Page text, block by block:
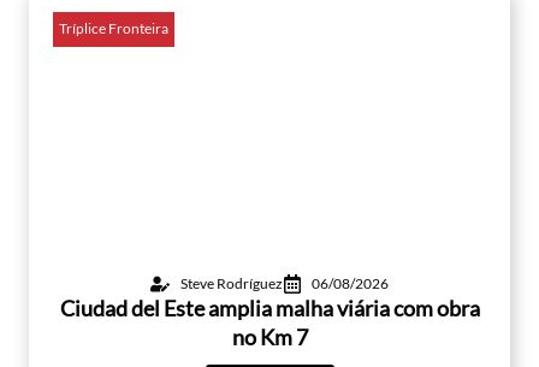
Tríplice Fronteira
Steve Rodríguez 06/08/2026
Ciudad del Este amplia malha viária com obra
no Km 7